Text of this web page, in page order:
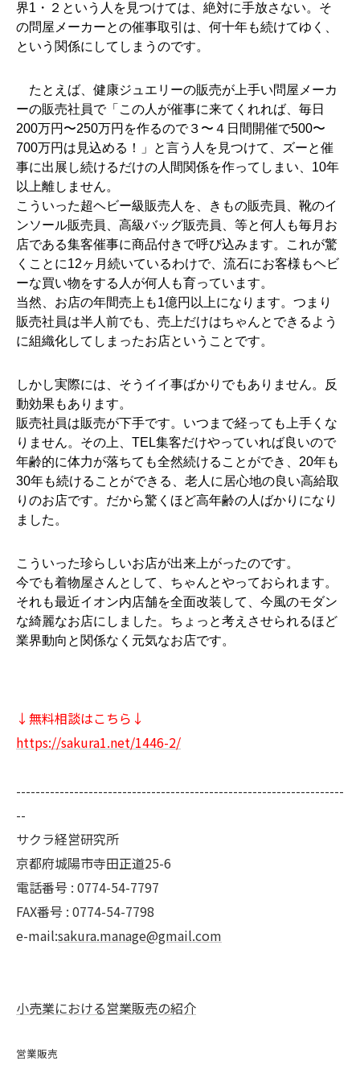
界1・２という人を見つけては、絶対に手放さない。そ
の問屋メーカーとの催事取引は、何十年も続けてゆく、
という関係にしてしまうのです。
たとえば、健康ジュエリーの販売が上手い問屋メーカ
ーの販売社員で「この人が催事に来てくれれば、毎日
200万円〜250万円を作るので３〜４日間開催で500〜
700万円は見込める！」と言う人を見つけて、ズーと催
事に出展し続けるだけの人間関係を作ってしまい、10年
以上離しません。
こういった超ヘビー級販売人を、きもの販売員、靴のイ
ンソール販売員、高級バッグ販売員、等と何人も毎月お
店である集客催事に商品付きで呼び込みます。これが驚
くことに12ヶ月続いているわけで、流石にお客様もヘビ
ーな買い物をする人が何人も育っています。
当然、お店の年間売上も1億円以上になります。つまり
販売社員は半人前でも、売上だけはちゃんとできるよう
に組織化してしまったお店ということです。
しかし実際には、そうイイ事ばかりでもありません。反
動効果もあります。
販売社員は販売が下手です。いつまで経っても上手くな
りません。その上、TEL集客だけやっていれば良いので
年齢的に体力が落ちても全然続けることができ、20年も
30年も続けることができる、老人に居心地の良い高給取
りのお店です。だから驚くほど高年齢の人ばかりになり
ました。
こういった珍らしいお店が出来上がったのです。
今でも着物屋さんとして、ちゃんとやっておられます。
それも最近イオン内店舗を全面改装して、今風のモダン
な綺麗なお店にしました。ちょっと考えさせられるほど
業界動向と関係なく元気なお店です。
↓無料相談はこちら↓
https://sakura1.net/1446-2/
--------------------------------------------------------------------
--
サクラ経営研究所
京都府城陽市寺田正道25-6
電話番号 : 0774-54-7797
FAX番号 : 0774-54-7798
e-mail:sakura.manage@gmail.com
小売業における営業販売の紹介
営業販売